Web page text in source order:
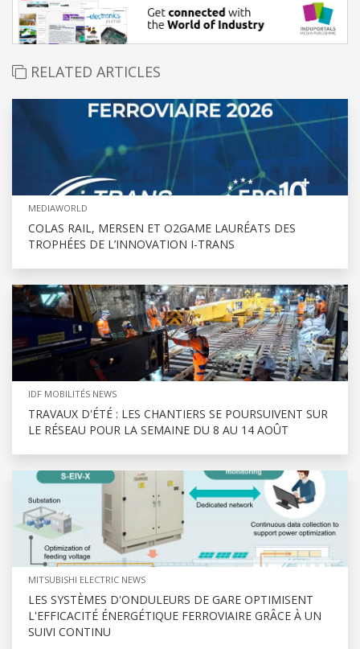
RELATED ARTICLES
MEDIAWORLD
COLAS RAIL, MERSEN ET O2GAME LAURÉATS DES
TROPHÉES DE L’INNOVATION I-TRANS
IDF MOBILITÉS NEWS
TRAVAUX D'ÉTÉ : LES CHANTIERS SE POURSUIVENT SUR
LE RÉSEAU POUR LA SEMAINE DU 8 AU 14 AOÛT
MITSUBISHI ELECTRIC NEWS
LES SYSTÈMES D'ONDULEURS DE GARE OPTIMISENT
L'EFFICACITÉ ÉNERGÉTIQUE FERROVIAIRE GRÂCE À UN
SUIVI CONTINU